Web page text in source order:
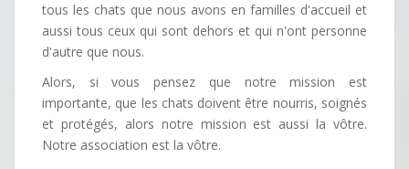
tous les chats que nous avons en familles d'accueil et
aussi tous ceux qui sont dehors et qui n'ont personne
d'autre que nous.
Alors, si vous pensez que notre mission est
importante, que les chats doivent être nourris, soignés
et protégés, alors notre mission est aussi la vôtre.
Notre association est la vôtre.